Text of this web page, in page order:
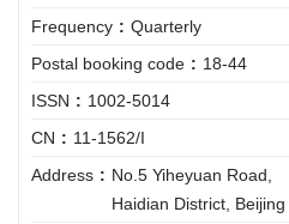
Frequency : Quarterly
Postal booking code : 18-44
ISSN : 1002-5014
CN : 11-1562/I
Address : No.5 Yiheyuan Road,
Haidian District, Beijing